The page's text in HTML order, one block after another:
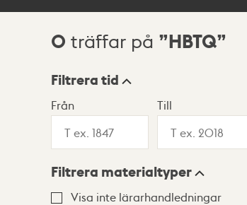
Sökresultat
0 träffar på HBTQ
Visningsläge
Lista Karta
Filtrera tid
Från Till
Filtrera materialtyper
Visa inte lärarhandledningar